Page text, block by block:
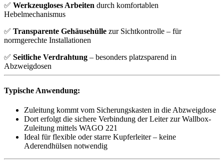
✅ Werkzeugloses Arbeiten durch komfortablen
Hebelmechanismus
✅ Transparente Gehäusehülle zur Sichtkontrolle – für
normgerechte Installationen
✅ Seitliche Verdrahtung – besonders platzsparend in
Abzweigdosen
Typische Anwendung:
Zuleitung kommt vom Sicherungskasten in die Abzweigdose
Dort erfolgt die sichere Verbindung der Leiter zur Wallbox-
Zuleitung mittels WAGO 221
Ideal für flexible oder starre Kupferleiter – keine
Aderendhülsen notwendig